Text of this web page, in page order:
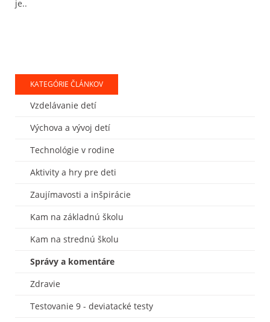
je..
KATEGÓRIE ČLÁNKOV
Vzdelávanie detí
Výchova a vývoj detí
Technológie v rodine
Aktivity a hry pre deti
Zaujímavosti a inšpirácie
Kam na základnú školu
Kam na strednú školu
Správy a komentáre
Zdravie
Testovanie 9 - deviatacké testy